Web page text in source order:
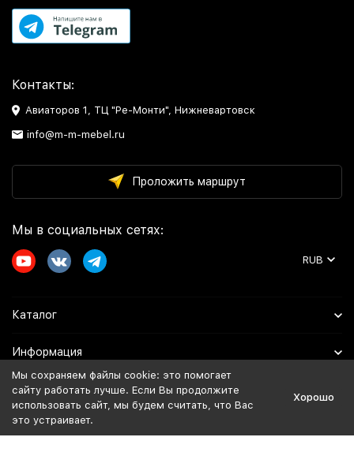
Контакты:
Авиаторов 1, ТЦ "Ре-Монти", Нижневартовск
info@m-m-mebel.ru
Проложить маршрут
Мы в социальных сетях:
RUB
Каталог
Информация
Помощь
Политика персональных данных
Мы сохраняем файлы cookie: это помогает
сайту работать лучше. Если Вы продолжите
использовать сайт, мы будем считать, что Вас
это устраивает.
Хорошо